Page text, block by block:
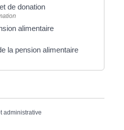
de donation
alimentaire
la pension alimentaire
administrative